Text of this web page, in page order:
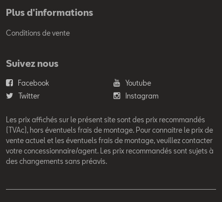
Plus d'informations
Conditions de vente
Suivez nous
Facebook
Youtube
Twitter
Instagram
Les prix affichés sur le présent site sont des prix recommandés
(TVAc), hors éventuels frais de montage. Pour connaitre le prix de
vente actuel et les éventuels frais de montage, veuillez contacter
votre concessionnaire/agent. Les prix recommandés sont sujets à
des changements sans préavis.